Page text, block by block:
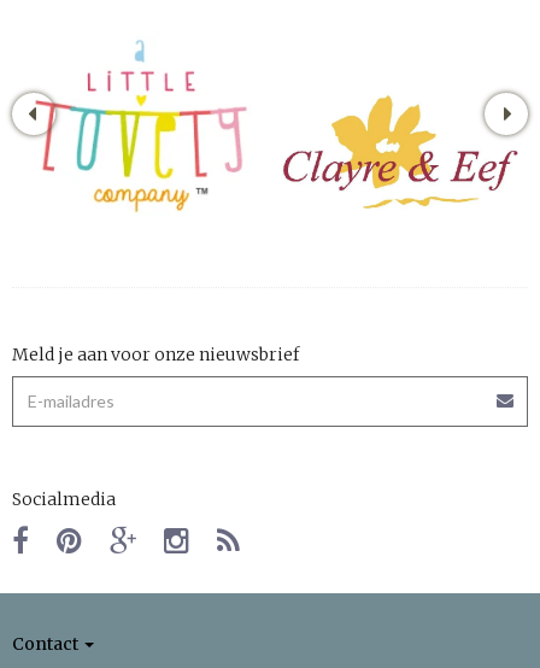
Meld je aan voor onze nieuwsbrief
Socialmedia
Contact